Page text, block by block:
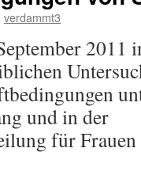
verdammt3
2011
und in der
für